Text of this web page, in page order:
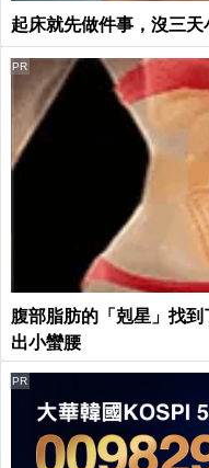
起床就先做件事，沒三天
腹部脂肪的「剋星」找
出小蠻腰
PR
PR